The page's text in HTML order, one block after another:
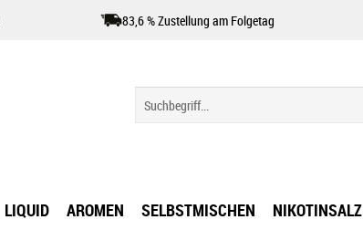
83,6 % Zustellung am Folgetag
LIQUID AROMEN SELBSTMISCHEN NIKOTINSALZ